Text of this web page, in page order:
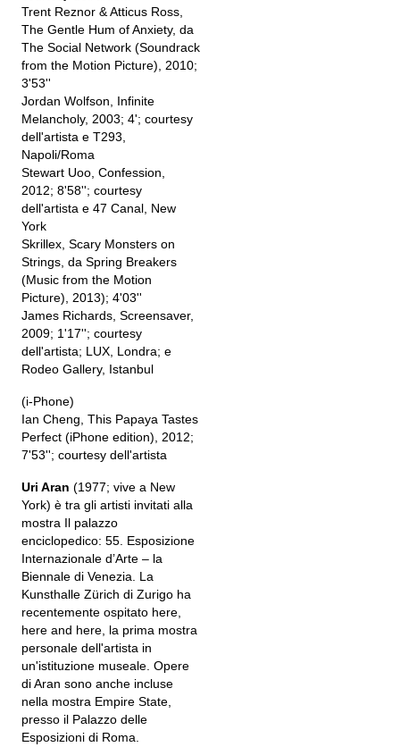
Trent Reznor & Atticus Ross,
The Gentle Hum of Anxiety, da
The Social Network (Soundrack
from the Motion Picture), 2010;
3'53''
Jordan Wolfson, Infinite
Melancholy, 2003; 4'; courtesy
dell'artista e T293,
Napoli/Roma
Stewart Uoo, Confession,
2012; 8'58''; courtesy
dell'artista e 47 Canal, New
York
Skrillex, Scary Monsters on
Strings, da Spring Breakers
(Music from the Motion
Picture), 2013); 4'03''
James Richards, Screensaver,
2009; 1'17''; courtesy
dell'artista; LUX, Londra; e
Rodeo Gallery, Istanbul
(i-Phone)
Ian Cheng, This Papaya Tastes
Perfect (iPhone edition), 2012;
7'53''; courtesy dell'artista
Uri Aran (1977; vive a New
York) è tra gli artisti invitati alla
mostra Il palazzo
enciclopedico: 55. Esposizione
Internazionale d’Arte – la
Biennale di Venezia. La
Kunsthalle Zürich di Zurigo ha
recentemente ospitato here,
here and here, la prima mostra
personale dell'artista in
un'istituzione museale. Opere
di Aran sono anche incluse
nella mostra Empire State,
presso il Palazzo delle
Esposizioni di Roma.